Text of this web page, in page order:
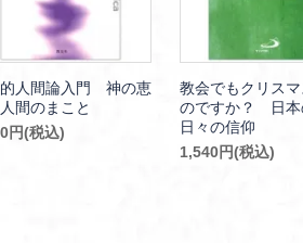
人間論入門 神の恵
間のまこと
円(税込)
教会でもクリス
のですか？ 日本
日々の信仰
1,540円(税込)